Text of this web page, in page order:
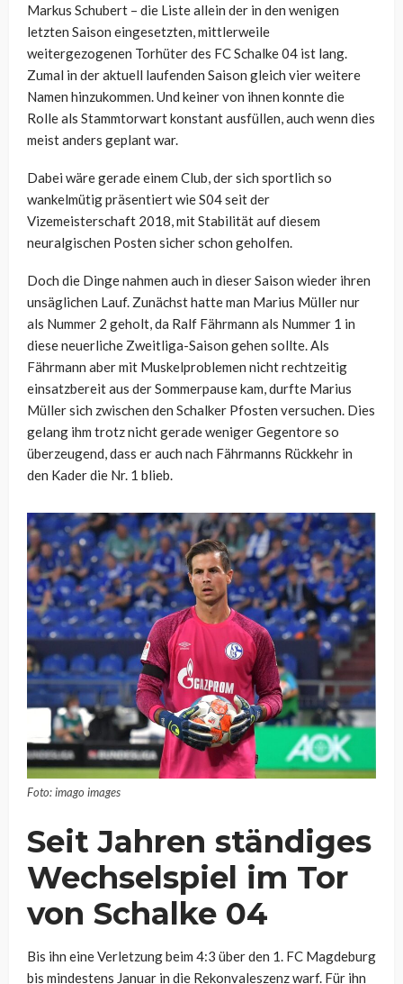
Markus Schubert – die Liste allein der in den wenigen
letzten Saison eingesetzten, mittlerweile
weitergezogenen Torhüter des FC Schalke 04 ist lang.
Zumal in der aktuell laufenden Saison gleich vier weitere
Namen hinzukommen. Und keiner von ihnen konnte die
Rolle als Stammtorwart konstant ausfüllen, auch wenn dies
meist anders geplant war.
Dabei wäre gerade einem Club, der sich sportlich so
wankelmütig präsentiert wie S04 seit der
Vizemeisterschaft 2018, mit Stabilität auf diesem
neuralgischen Posten sicher schon geholfen.
Doch die Dinge nahmen auch in dieser Saison wieder ihren
unsäglichen Lauf. Zunächst hatte man Marius Müller nur
als Nummer 2 geholt, da Ralf Fährmann als Nummer 1 in
diese neuerliche Zweitliga-Saison gehen sollte. Als
Fährmann aber mit Muskelproblemen nicht rechtzeitig
einsatzbereit aus der Sommerpause kam, durfte Marius
Müller sich zwischen den Schalker Pfosten versuchen. Dies
gelang ihm trotz nicht gerade weniger Gegentore so
überzeugend, dass er auch nach Fährmanns Rückkehr in
den Kader die Nr. 1 blieb.
Foto: imago images
Seit Jahren ständiges
Wechselspiel im Tor
von Schalke 04
Bis ihn eine Verletzung beim 4:3 über den 1. FC Magdeburg
bis mindestens Januar in die Rekonvaleszenz warf. Für ihn